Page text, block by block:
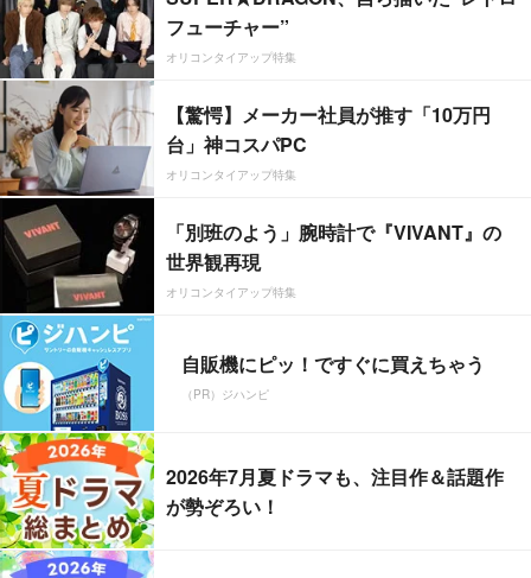
フューチャー”
オリコンタイアップ特集
【驚愕】メーカー社員が推す「10万円
台」神コスパPC
オリコンタイアップ特集
「別班のよう」腕時計で『VIVANT』の
世界観再現
オリコンタイアップ特集
自販機にピッ！ですぐに買えちゃう
（PR）ジハンピ
2026年7月夏ドラマも、注目作＆話題作
が勢ぞろい！